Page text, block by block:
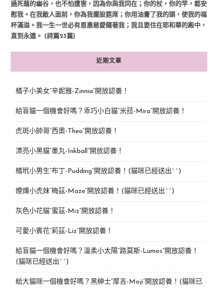
過死蔭的幽谷，也不怕遭害，因為你與我同在；你的杖，你的竿，都安
慰我。在我敵人面前，你為我擺設筵席；你用油膏了我的頭，使我的福
杯滿溢。我一生一世必有恩惠慈愛隨著我；我且要住在耶和華的殿中，
直到永遠。 (詩篇23篇)
近期文章
橘子小美女“辛妮雅-Zinnia”開放認養！
給盲貓一個機會好嗎？乖巧小白貓“米菈-Mira”開放認養！
虎斑小帥哥“西奧-Theo”開放認養！
漂亮小黑貓“墨丸-Inkball”開放認養！
橘玳小男生“布丁-Pudding”開放認養！(貓咪已經送出^^)
煙燻小虎妹“梅茲-Maze”開放認養！(貓咪已經送出^^)
灰色小花貓“蜜茲-Miz”開放認養！
可愛小賓花“莉茲-Liz”開放認養！
給盲貓一個機會好嗎？溫柔小太陽“路莫斯-Lumos”開放認養！
(貓咪已經送出^^)
給大貓咪一個機會好嗎？黑紳士“摩吉-Moji”開放認養！(貓咪已